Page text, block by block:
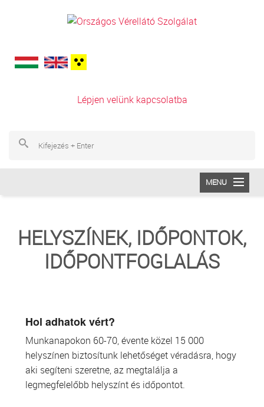
Lépjen velünk kapcsolatba
MENU
VÉRADÁS
ŐSSEJT DONÁCIÓ
VÁRÓLISTÁK
HELYSZÍNEK, IDŐPONTOK,
IDŐPONTFOGLALÁS
Hol adhatok vért?
Munkanapokon 60-70, évente közel 15 000
helyszínen biztosítunk lehetőséget véradásra, hogy
aki segíteni szeretne, az megtalálja a
legmegfelelőbb helyszínt és időpontot.